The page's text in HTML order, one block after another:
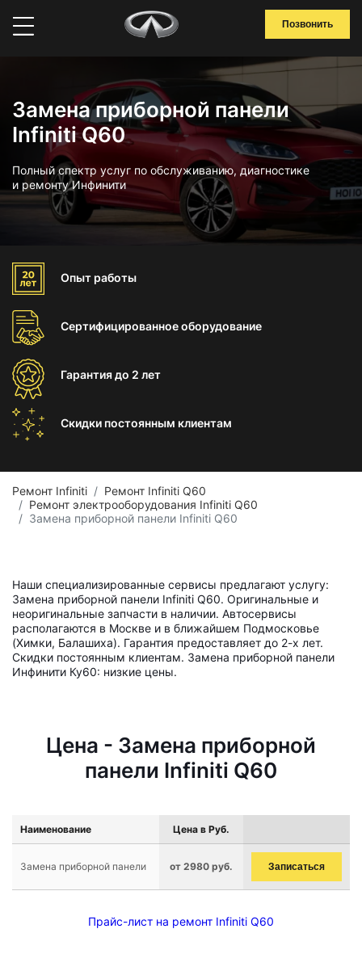
Позвонить
Замена приборной панели
Infiniti Q60
Полный спектр услуг по обслуживанию, диагностике
и ремонту Инфинити
Опыт работы
Сертифицированноеоборудование
Гарантиядо 2 лет
Скидки постоянным клиентам
Ремонт Infiniti
Ремонт Infiniti Q60
Ремонт электрооборудования Infiniti Q60
Замена приборной панели Infiniti Q60
Наши специализированные сервисы предлагают услугу:
Замена приборной панели Infiniti Q60. Оригинальные и
неоригинальные запчасти в наличии. Автосервисы
располагаются в Москве и в ближайшем Подмосковье
(Химки, Балашиха). Гарантия предоставляет до 2-х лет.
Скидки постоянным клиентам. Замена приборной панели
Инфинити Ку60: низкие цены.
Цена - Замена приборной
панели Infiniti Q60
Наименование Цена в Руб.
Замена приборной панели от 2980 руб. Записаться
Прайс-лист на ремонт Infiniti Q60